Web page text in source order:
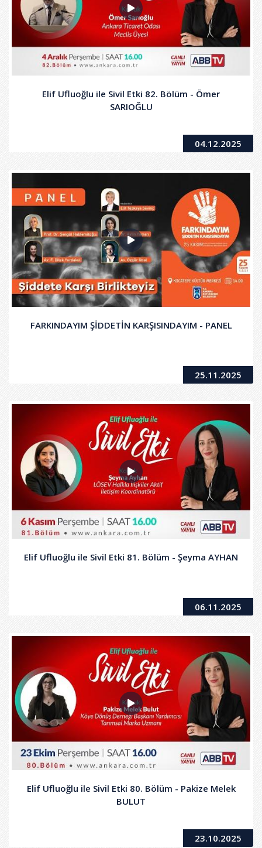
Elif Ufluoğlu ile Sivil Etki 82. Bölüm - Ömer
SARIOĞLU
04.12.2025
FARKINDAYIM ŞİDDETİN KARŞISINDAYIM - PANEL
25.11.2025
Elif Ufluoğlu ile Sivil Etki 81. Bölüm - Şeyma AYHAN
06.11.2025
Elif Ufluoğlu ile Sivil Etki 80. Bölüm - Pakize Melek
BULUT
23.10.2025